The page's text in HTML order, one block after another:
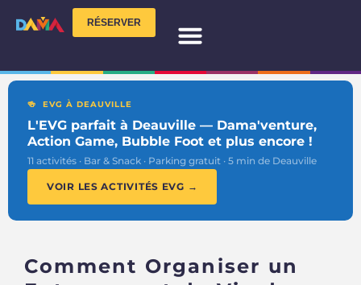
RÉSERVER
🍻 EVG À DEAUVILLE
L'EVG parfait à Deauville — Dama'venture,
Action Game, Bubble Foot et plus encore !
11 activités · Bar & Snack · Parking gratuit · 5 min de Deauville
VOIR LES ACTIVITÉS EVG →
Comment Organiser un